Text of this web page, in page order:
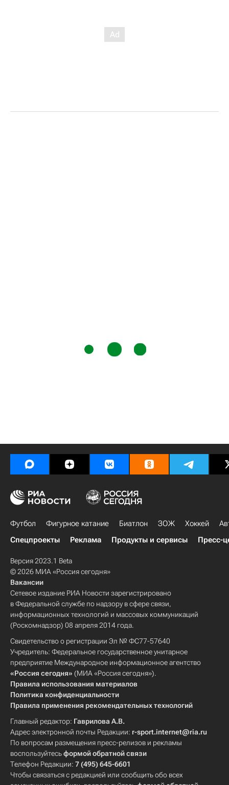
Футбол Фигурное катание Биатлон ЗОЖ Хоккей
Спецпроекты
Реклама Продукты и сервисы Пресс-
Версия 2023.1 Beta
© 2026 МИА «Россия сегодня»
Вакансии
Сетевое издание РИА Новости зарегистрировано
в Федеральной службе по надзору в сфере связи,
информационных технологий и массовых коммуникаций
(Роскомнадзор) 08 апреля 2014 года.
Свидетельство о регистрации Эл № ФС77-57640
Учредитель: Федеральное государственное унитарное
предприятие Международное информационное агентство
«Россия сегодня» (МИА «Россия сегодня»).
Правила использования материалов
Политика конфиденциальности
Правила применения рекомендательных технологий
Главный редактор: Гаврилова А.В.
Адрес электронной почты Редакции: r-sport.internet@ria.ru
По вопросам размещения пресс-релизов и рекламы
воспользуйтесьформой обратной связи
Телефон Редакции: 7 (495) 645-6601
Чтобы связаться с редакцией или сообщить обо всех